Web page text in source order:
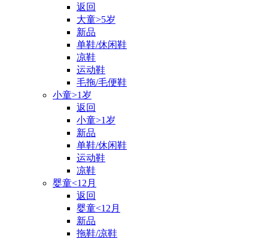
返回
大童>5岁
新品
单鞋/休闲鞋
凉鞋
运动鞋
毛拖/毛便鞋
小童>1岁
返回
小童>1岁
新品
单鞋/休闲鞋
运动鞋
凉鞋
婴童<12月
返回
婴童<12月
新品
拖鞋/凉鞋